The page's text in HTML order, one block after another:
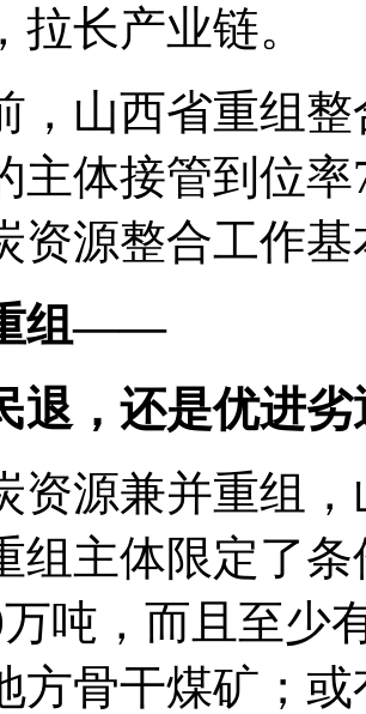
拉长产业链。
，山西省重组
主体接管到位
资源整合工作
组——
退，还是优进劣
资源兼并重组
组主体限定了
吨，而且至少
方骨干煤矿；